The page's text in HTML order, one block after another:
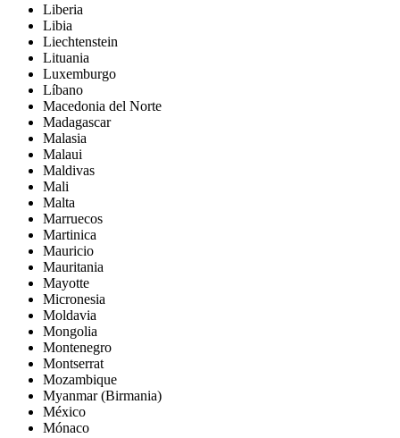
Liberia
Libia
Liechtenstein
Lituania
Luxemburgo
Líbano
Macedonia del Norte
Madagascar
Malasia
Malaui
Maldivas
Mali
Malta
Marruecos
Martinica
Mauricio
Mauritania
Mayotte
Micronesia
Moldavia
Mongolia
Montenegro
Montserrat
Mozambique
Myanmar (Birmania)
México
Mónaco